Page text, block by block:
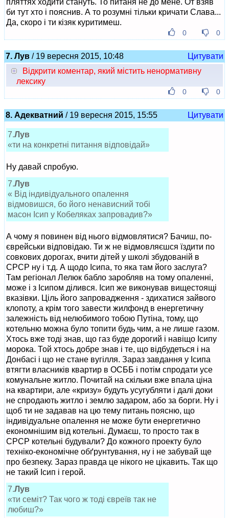
би тут хто і пояснив. А то розумні тільки кричати Слава...
Да, скоро і ти кізяк куритимеш.
0 0
7. Лув / 19 вересня 2015, 10:48
Цитувати
Відкрити коментар, який містить ненормативну
лексику
0 0
8. Адекватний / 19 вересня 2015, 15:55 Цитувати
7.Лув
«ти на конкретні питання відповідай»
Ну давай спробую.
7.Лув
« Від індивідуального опалення
відмовишся, бо його ненависний тобі
масон Ісип у Кобеляках запровадив?»
А чому я повинен від нього відмовлятися? Бачиш, по-
єврейськи відповідаю. Ти ж не відмовляєшся їздити по
совкових дорогах, вчити дітей у школі збудованій в
СРСР ну і т.д. А щодо Ісипа, то яка там його заслуга?
Там регіонал Лелюк бабло заробляв на тому опаленні,
може і з Ісипом ділився. Ісип же виконував вищестоящі
вказівки. Ціль його запровадження - здихатися зайвого
клопоту, а крім того завести жилфонд в енергетичну
залежність від нелюбимого тобою Путіна, тому, що
котельню можна було топити будь чим, а не лише газом.
Хтось вже тоді знав, що газ буде дорогий і навіщо Ісипу
морока. Той хтось добре знав і те, що відбудеться і на
Донбасі і що не стане вугілля. Зараз завдання у Ісипа
втягти власників квартир в ОСББ і потім спродати усе
комунальне житло. Почитай на скільки вже впала ціна
на квартири, але «кризу» будуть усугубляти і далі доки
не спродають житло і землю задаром, або за борги. Ну і
щоб ти не задавав на цю тему питань поясню, що
індивідуальне опалення не може бути енергетично
економнішим від котельні. Думаєш, то просто так в
СРСР котельні будували? До кожного проекту було
техніко-економічне обґрунтування, ну і не забувай ще
про безпеку. Зараз правда це нікого не цікавить. Так що
не такий Ісип і герой.
7.Лув
«ти семіт? Так чого ж тоді євреїв так не
любиш?»